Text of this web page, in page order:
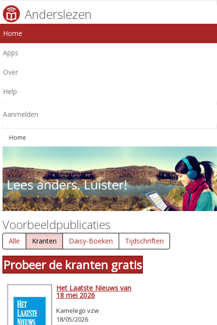
Anderslezen
Home
Apps
Over
Help
Aanmelden
Home
Voorbeeldpublicaties
Alle Kranten Daisy-Boeken Tijdschriften
Probeer de kranten gratis
Het Laatste Nieuws van
18 mei 2026
Kamelego vzw
18/05/2026